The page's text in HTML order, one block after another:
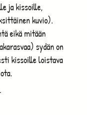
ja kissoille,
kuvio).
eikä mitään
sydän on
kissoille loistava